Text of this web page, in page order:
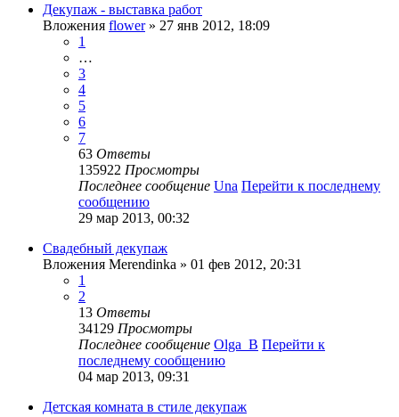
Декупаж - выставка работ
Вложения flower» 27 янв 2012, 18:09
1
…
3
4
5
6
7
63 Ответы
135922 Просмотры
Последнее сообщение Una Перейти к последнему
сообщению
29 мар 2013, 00:32
Свадебный декупаж
Вложения Merendinka » 01 фев 2012, 20:31
1
2
13 Ответы
34129 Просмотры
Последнее сообщение Olga_B Перейти к
последнему сообщению
04 мар 2013, 09:31
Детская комната в стиле декупаж